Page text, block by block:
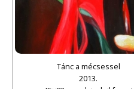
Tánc a mécsessel
2013.